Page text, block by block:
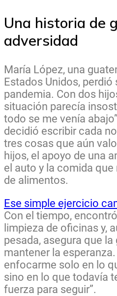
Una historia de
adversidad
María López, una
Estados Unidos,
pandemia. Con dos
situación parecía
todo se me venía
decidió escribir cada
tres cosas que aún
hijos, el apoyo de una
el auto y la comida
de alimentos.
Ese simple ejercicio
Con el tiempo,
limpieza de oficinas y,
pesada, asegura que
mantener la
enfocarme solo en lo
sino en lo que todavía
fuerza para seguir”.